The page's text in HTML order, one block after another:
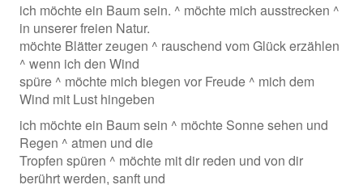
ich möchte ein Baum sein. ^ möchte mich ausstrecken ^
in unserer freien Natur.
möchte Blätter zeugen ^ rauschend vom Glück erzählen
^ wenn ich den Wind
spüre ^ möchte mich biegen vor Freude ^ mich dem
Wind mit Lust hingeben
ich möchte ein Baum sein ^ möchte Sonne sehen und
Regen ^ atmen und die
Tropfen spüren ^ möchte mit dir reden und von dir
berührt werden, sanft und